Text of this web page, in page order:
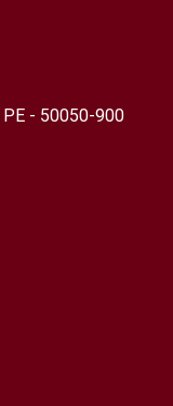
PE - 50050-900